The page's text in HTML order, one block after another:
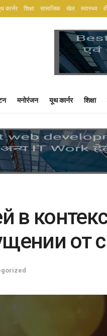
कार्नर शिक्षा सामाजिक खेल स्वास्थ्य
मनोरंजन यूथ कार्नर शिक्षा
в
от